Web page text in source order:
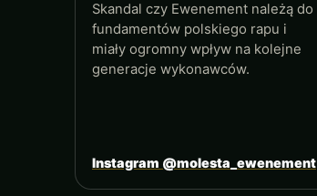
Skandal czy Ewenement należą do
fundamentów polskiego rapu i
miały ogromny wpływ na kolejne
generacje wykonawców.
Instagram @molesta_ewenement